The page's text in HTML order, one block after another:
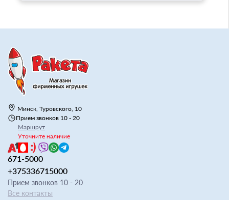
Минск, Туровского, 10
Прием звонков 10 - 20
Маршрут
Уточните наличие
671-5000
+375336715000
Прием звонков 10 - 20
Все контакты